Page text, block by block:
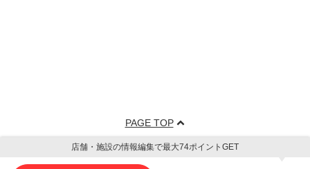
PAGE TOP
店舗・施設の情報編集で最大74ポイントGET